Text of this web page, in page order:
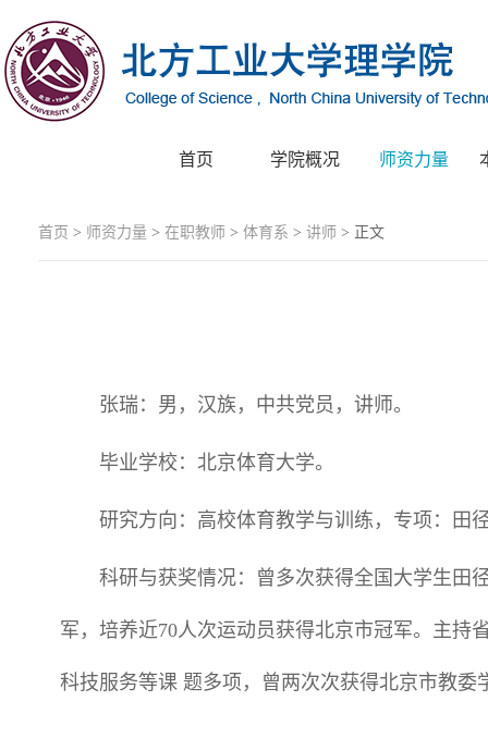
首页 学院概况 师资力量
首页 > 师资力量 > 在职教师 > 体育系 > 讲师 > 正文
张瑞：男，汉族，中共党员，讲师。
毕业学校：北京体育大学。
研究方向：高校体育教学与训练，专项：田
科研与获奖情况：曾多次获得全国大学生田
军，培养近70人次运动员获得北京市冠军。主持
科技服务等课 题多项，曾两次次获得北京市教委